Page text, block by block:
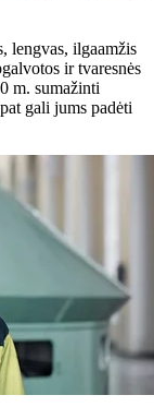
lengvas, ilgaamžis
ir tvaresnės
m. sumažinti
gali jums padėti